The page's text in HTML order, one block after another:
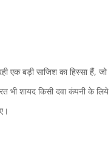
एक बड़ी साजिश का हिस्सा हैं, जो
भी शायद किसी दवा कंपनी के लिये